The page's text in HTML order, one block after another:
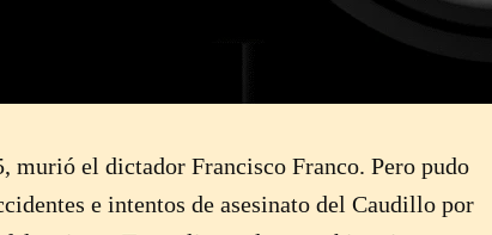
murió el dictador Francisco Franco. Pero pudo
e intentos de asesinato del Caudillo por